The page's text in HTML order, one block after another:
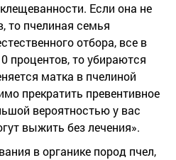
Если она не
то пчелиная семья
отбора, все в
процентов, то убираются
матка в пчелиной
прекратить превентивное
вероятностью у вас
выжить без лечения».
в органике пород пчел,